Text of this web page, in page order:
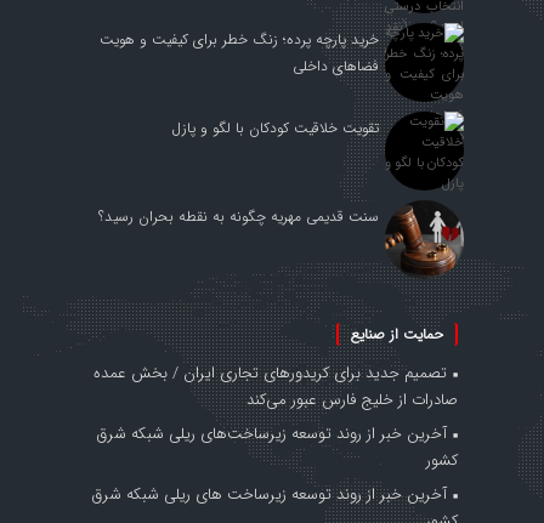
خرید پارچه پرده؛ زنگ خطر برای کیفیت و هویت
فضاهای داخلی
تقویت خلاقیت کودکان با لگو و پازل
سنت قدیمی مهریه چگونه به نقطه بحران رسید؟
حمایت از صنایع
تصمیم جدید برای کریدورهای تجاری ایران / بخش عمده
صادرات از خلیج فارس عبور می‌کند
آخرین خبر از روند توسعه زیرساخت‌های ریلی شبکه شرق
کشور
آخرین خبر از روند توسعه زیرساخت های ریلی شبکه شرق